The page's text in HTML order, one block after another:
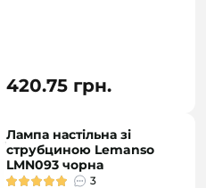
420.75 грн.
Лампа настільна зі
струбциною Lemanso
LMN093 чорна
3